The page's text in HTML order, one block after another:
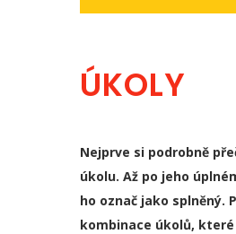
ÚKOLY
Nejprve si podrobně
úkolu. Až po jeho
ho označ jako splněný.
kombinace úkolů,